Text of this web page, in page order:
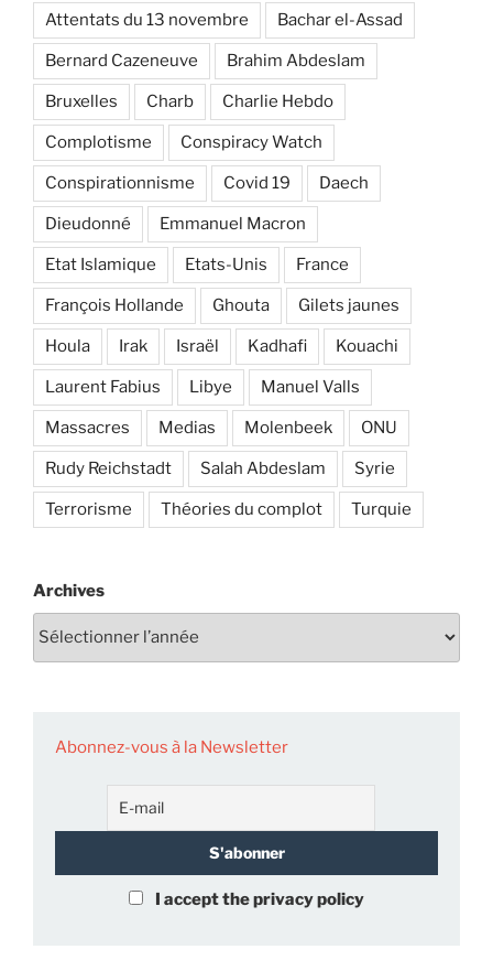
Attentats du 13 novembre Bachar el-Assad
Bernard Cazeneuve Brahim Abdeslam
Bruxelles Charb Charlie Hebdo
Complotisme Conspiracy Watch
Conspirationnisme Covid 19 Daech
Dieudonné Emmanuel Macron
Etat Islamique Etats-Unis France
François Hollande Ghouta Gilets jaunes
Houla Irak Israël Kadhafi Kouachi
Laurent Fabius Libye Manuel Valls
Massacres Medias Molenbeek ONU
Rudy Reichstadt Salah Abdeslam Syrie
Terrorisme Théories du complot Turquie
Archives
Abonnez-vous à la Newsletter
I accept the privacy policy